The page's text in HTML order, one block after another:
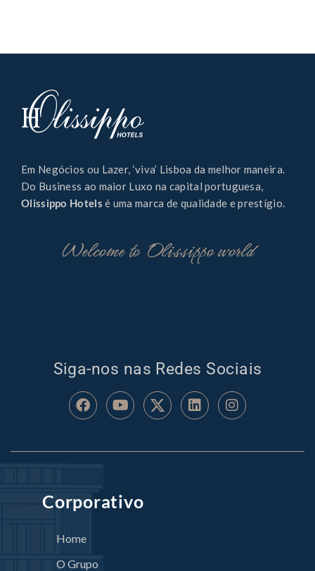
Em Negócios ou Lazer, ‘viva’ Lisboa da melhor maneira.
Do Business ao maior Luxo na capital portuguesa,
Olissippo Hotels é uma marca de qualidade e prestígio.
Welcome to Olissippo world
Siga-nos nas Redes Sociais
Corporativo
Home
O Grupo